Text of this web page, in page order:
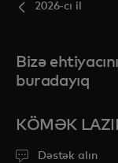
2026-cı il
Bizə
buradayıq
KÖMƏK
Dəstək alın